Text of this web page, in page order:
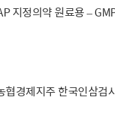
지정의약 원료용 –
경제지주 한국인삼검